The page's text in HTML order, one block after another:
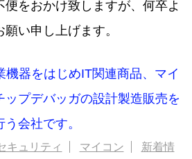
をおかけ致しますが、何卒よ
願い申し上げます。
機器をはじめIT関連商品、マイ
ップデバッガの設計製造販売を
う会社です。
キュリティ マイコン
新着情